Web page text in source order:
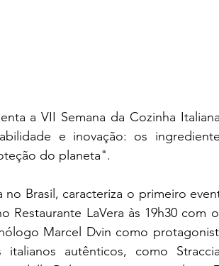
a VII Semana da Cozinha
e inovação: os
do planeta".
no Brasil, caracteriza o primeiro
Restaurante LaVera às 19h30 com
Marcel Dvin como
autênticos, como